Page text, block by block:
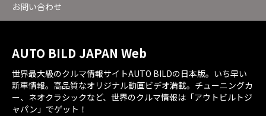
お問い合わせ
AUTO BILD JAPAN Web
世界最大級のクルマ情報サイトAUTO BILDの日本版。いち早い
新車情報。高品質なオリジナル動画ビデオ満載。チューニングカ
ー、ネオクラシックなど、世界のクルマ情報は「アウトビルトジ
ャパン」でゲット！